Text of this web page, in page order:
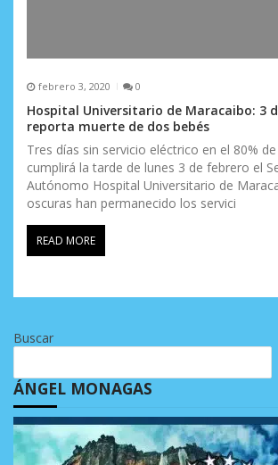
febrero 3, 2020 0
Hospital Universitario de Maracaibo: 3
reporta muerte de dos bebés
Tres días sin servicio eléctrico en el 80%
cumplirá la tarde de lunes 3 de febrero el
Autónomo Hospital Universitario de
oscuras han permanecido los servici
READ MORE
Buscar
ÁNGEL MONAGAS